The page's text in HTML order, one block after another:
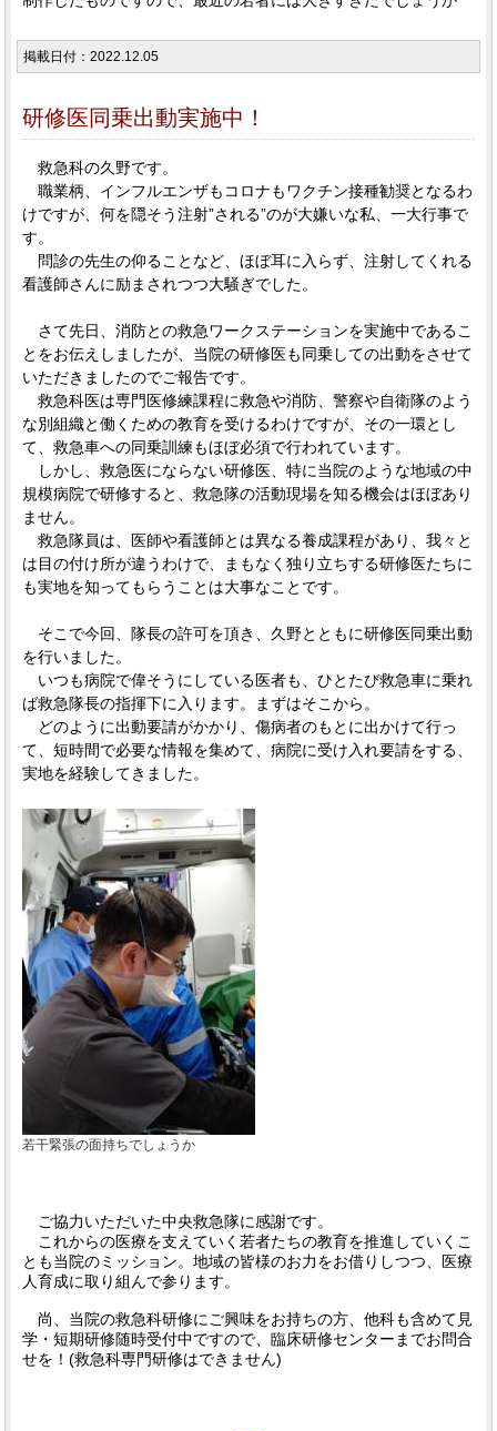
掲載日付：2022.12.05
研修医同乗出動実施中！
救急科の久野です。
職業柄、インフルエンザもコロナもワクチン接種勧奨となるわ
けですが、何を隠そう注射”される”のが大嫌いな私、一大行事で
す。
問診の先生の仰ることなど、ほぼ耳に入らず、注射してくれる
看護師さんに励まされつつ大騒ぎでした。
さて先日、消防との救急ワークステーションを実施中であるこ
とをお伝えしましたが、当院の研修医も同乗しての出動をさせて
いただきましたのでご報告です。
救急科医は専門医修練課程に救急や消防、警察や自衛隊のよう
な別組織と働くための教育を受けるわけですが、その一環とし
て、救急車への同乗訓練もほぼ必須で行われています。
しかし、救急医にならない研修医、特に当院のような地域の中
規模病院で研修すると、救急隊の活動現場を知る機会はほぼあり
ません。
救急隊員は、医師や看護師とは異なる養成課程があり、我々と
は目の付け所が違うわけで、まもなく独り立ちする研修医たちに
も実地を知ってもらうことは大事なことです。
そこで今回、隊長の許可を頂き、久野とともに研修医同乗出動
を行いました。
いつも病院で偉そうにしている医者も、ひとたび救急車に乗れ
ば救急隊長の指揮下に入ります。まずはそこから。
どのように出動要請がかかり、傷病者のもとに出かけて行っ
て、短時間で必要な情報を集めて、病院に受け入れ要請をする、
実地を経験してきました。
若干緊張の面持ちでしょうか
ご協力いただいた中央救急隊に感謝です。
これからの医療を支えていく若者たちの教育を推進していくこ
とも当院のミッション。地域の皆様のお力をお借りしつつ、医療
人育成に取り組んで参ります。
尚、当院の救急科研修にご興味をお持ちの方、他科も含めて見
学・短期研修随時受付中ですので、臨床研修センターまでお問合
せを！(救急科専門研修はできません)